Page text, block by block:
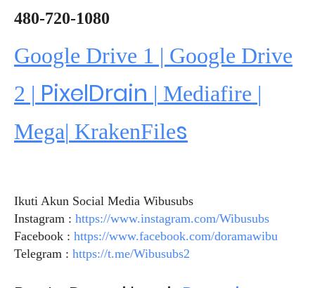
480-720-1080
Google Drive 1 | Google Drive
2 | PixelDrain | Mediafire |
Mega| KrakenFiles
Ikuti Akun Social Media Wibusubs
Instagram : https://www.instagram.com/Wibusubs
Facebook : https://www.facebook.com/doramawibu
Telegram : https://t.me/Wibusubs2